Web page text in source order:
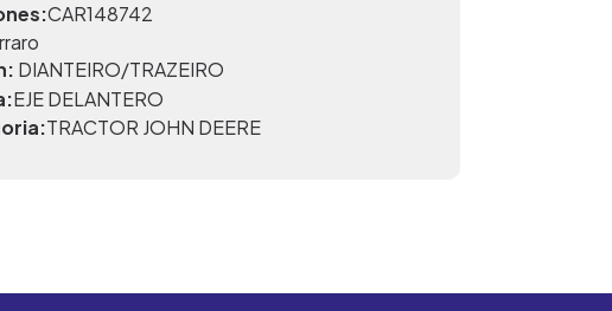
CAR148742
DIANTEIRO/TRAZEIRO
EJE DELANTERO
TRACTOR JOHN DEERE